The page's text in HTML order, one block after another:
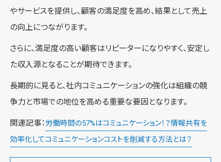
やサービスを提供し、顧客の満足度を高め、結果として売上
の向上につながります。
さらに、満足度の高い顧客はリピーターになりやすく、安定し
た収入源となることが期待できます。
長期的に見ると、社内コミュニケーションの強化は組織の競
争力と市場での地位を高める重要な要因となります。
関連記事： 労働時間の57%はコミュニケーション！？情報共有を
効率化してコミュニケーションコストを削減する方法とは？